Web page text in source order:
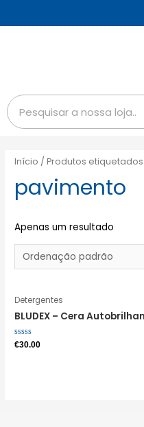
Início / Produtos
pavimento
Apenas um resultado
Detergentes
BLUDEX – Cera
Avaliação
€30.00